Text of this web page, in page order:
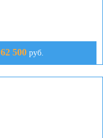
62 500 руб.